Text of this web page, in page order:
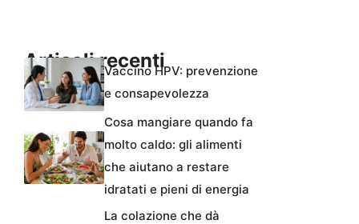
Articoli recentiVaccino HPV: prevenzione
e consapevolezza
Cosa mangiare quando fa
molto caldo: gli alimenti
che aiutano a restare
idratati e pieni di energia
La colazione che dà